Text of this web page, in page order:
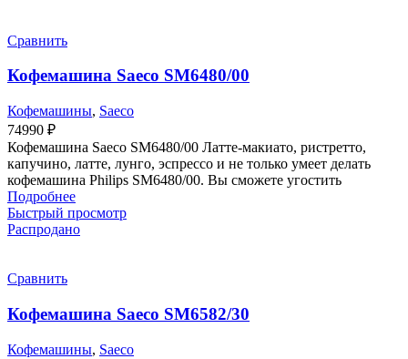
Сравнить
Кофемашина Saeco SM6480/00
Кофемашины, Saeco
74990 ₽
Кофемашина Saeco SM6480/00 Латте-макиато, ристретто,
капучино, латте, лунго, эспрессо и не только умеет делать
кофемашина Philips SM6480/00. Вы сможете угостить
Подробнее
Быстрый просмотр
Распродано
Сравнить
Кофемашина Saeco SM6582/30
Кофемашины, Saeco